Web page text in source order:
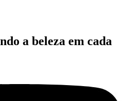
a beleza em cada